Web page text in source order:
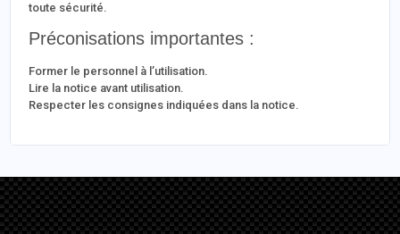
toute sécurité.
Préconisations importantes :
Former le personnel à l’utilisation.
Lire la notice avant utilisation.
Respecter les consignes indiquées dans la notice.